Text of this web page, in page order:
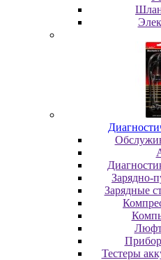
Зарядно-
Зарядные
Люфт
Тестеры